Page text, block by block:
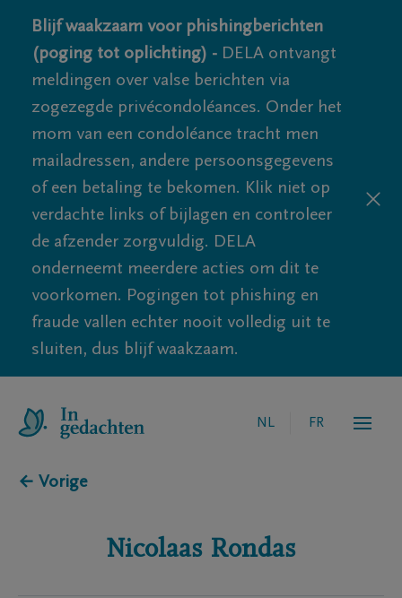
Blijf waakzaam voor phishingberichten
(poging tot oplichting) - DELA ontvangt
meldingen over valse berichten via
zogezegde privécondoléances. Onder het
mom van een condoléance tracht men
mailadressen, andere persoonsgegevens
of een betaling te bekomen. Klik niet op
verdachte links of bijlagen en controleer
de afzender zorgvuldig. DELA
onderneemt meerdere acties om dit te
voorkomen. Pogingen tot phishing en
fraude vallen echter nooit volledig uit te
sluiten, dus blijf waakzaam.
NL FR
← Vorige
Nicolaas Rondas